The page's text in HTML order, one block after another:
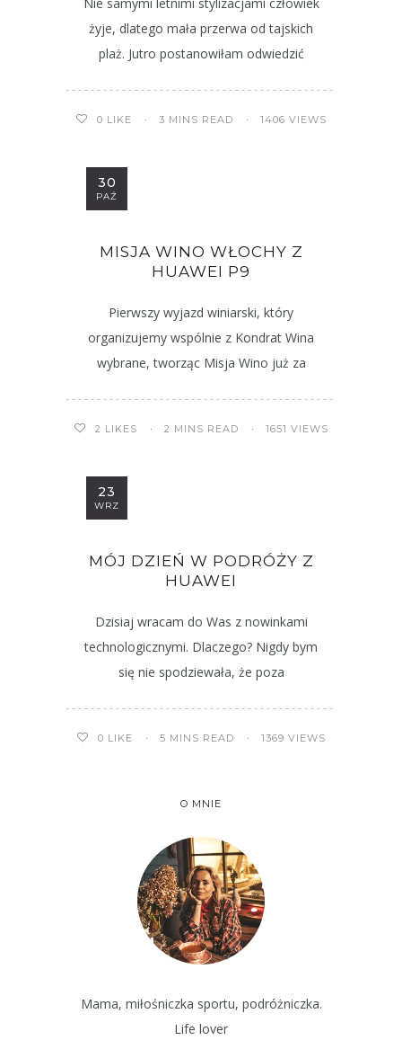
żyje, dlatego mała przerwa od tajskich
plaż. Jutro postanowiłam odwiedzić
0 LIKE 3 MINS READ 1406 VIEWS
30
PAŹ
MISJA WINO WŁOCHY Z
HUAWEI P9
Pierwszy wyjazd winiarski, który
organizujemy wspólnie z Kondrat Wina
wybrane, tworząc Misja Wino już za
2 LIKES 2 MINS READ 1651 VIEWS
23
WRZ
MÓJ DZIEŃ W PODRÓŻY Z
HUAWEI
Dzisiaj wracam do Was z nowinkami
technologicznymi. Dlaczego? Nigdy bym
się nie spodziewała, że poza
0 LIKE 5 MINS READ 1369 VIEWS
O MNIE
Mama, miłośniczka sportu, podróżniczka.
Life lover